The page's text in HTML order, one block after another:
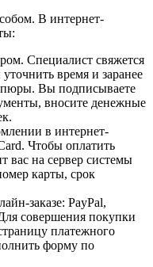
В интернет-
Специалист свяжется
время и заранее
Вы подписываете
вносите денежные
в интернет-
Чтобы оплатить
вас на сервер системы
карты, срок
заказе: PayPal,
совершения покупки
платежного
форму по